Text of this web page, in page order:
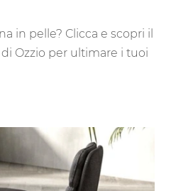
in pelle? Clicca e scopri il
Ozzio per ultimare i tuoi